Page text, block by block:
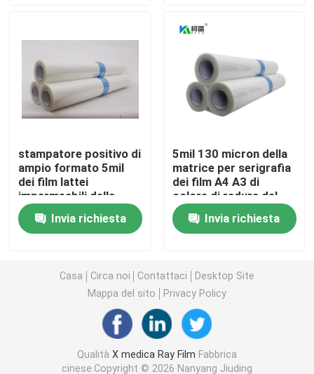
Laser X Ray Film
Lastra radioscopica dell'ANIMALE DOMESTICO
Film della matrice per serigrafia
carta della foto del rc
Film del trasferimento di calore
film termico medico
stampatore positivo di
ampio formato 5mil
dei film lattei
impermeabili della
matrice per serigrafia
della stampa del getto
di inchiostro 13x19
Invia richiesta
5mil 130 micron della
matrice per serigrafia
dei film A4 A3 di
colore di radura del
getto di inchiostro
impermeabilizzano per
la stampante di HP
Invia richiesta
Casa Circa noi Contattaci
Desktop Site
Mappa del sito
Privacy Policy
Qualità X medica Ray Film Fabbrica
cinese.Copyright © 2026 Nanyang Jiuding